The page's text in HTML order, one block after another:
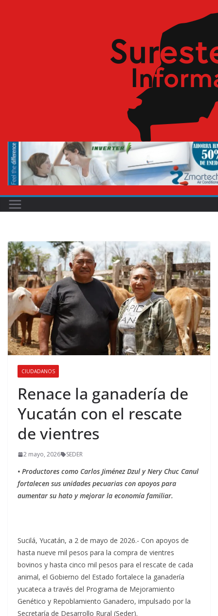
CIUDADANOS
Renace la ganadería de
Yucatán con el rescate
de vientres
2 mayo, 2026 SEDER
• Productores como Carlos Jiménez Dzul y Nery Chuc Canul
fortalecen sus unidades pecuarias con apoyos para
aumentar su hato y mejorar la economía familiar.
Sucilá, Yucatán, a 2 de mayo de 2026.- Con apoyos de
hasta nueve mil pesos para la compra de vientres
bovinos y hasta cinco mil pesos para el rescate de cada
animal, el Gobierno del Estado fortalece la ganadería
yucateca a través del Programa de Mejoramiento
Genético y Repoblamiento Ganadero, impulsado por la
Secretaría de Desarrollo Rural (Seder).